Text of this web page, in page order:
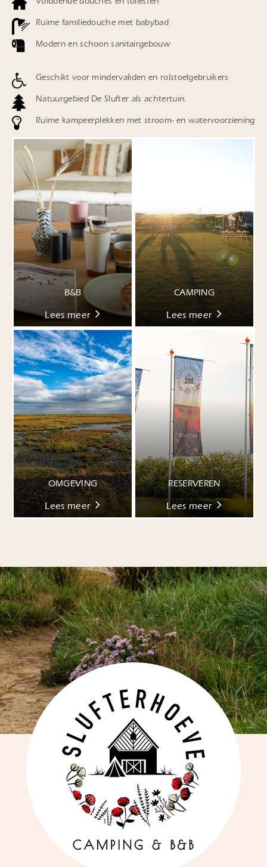
Ruime familiedouche met babybad
Modern en schoon sanitairgebouw
Geschikt voor mindervaliden en rolstoelgebruikers
Natuurgebied De Slufter als achtertuin.
Ruime kampeerplekken met stroom- en watervoorziening
B&B
Lees meer
CAMPING
Lees meer
OMGEVING
Lees meer
RESERVEREN
Lees meer